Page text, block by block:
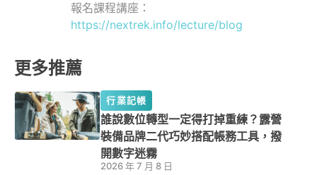
報名課程講座：
https://nextrek.info/lecture/blog
更多推薦
行業記帳
誰說數位轉型一定得打掉重練？露營
裝備品牌二代巧妙搭配帳務工具，撥
開數字迷霧
2026 年 7 月 8 日